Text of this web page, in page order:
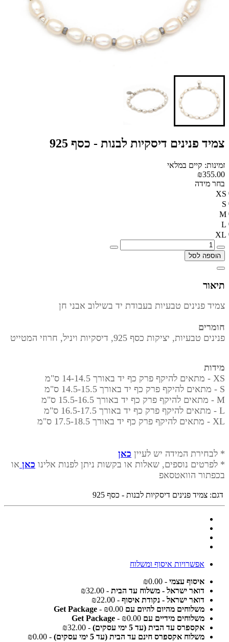
צמיד פנינים דיסקיות לבנות - כסף 925
זמינות: קיים במלאי
₪355.00
בחר מידה
XS
S
M
L
XL
הוספה לסל
תיאור
צמיד פנינים טבעיות בעבודת יד בשילוב אבני חן
חומרים
פנינים טבעיות, יציקות כסף 925, דיסקיות ויניל, חרוזי המטייט
מידות
XS - מתאים להיקף פרק כף יד באורך
14-14.5 ס"מ
S - מתאים להיקף פרק כף יד באורך
14.5-15.5 ס"מ
M - מתאים להיקף פרק כף יד באורך
15.5-16.5 ס"מ
L - מתאים להיקף פרק כף יד באורך
16.5-17.5 ס"מ
XL - מתאים להיקף פרק כף יד באורך
17.5-18.5 ס"מ
* לבחירת המידה יש לעיין כאן
* לפרטים נוספים, שאלות או בקשות ניתן לפנות אלינו כאן או
בכפתור הוואטסאפ
דגם: צמיד פנינים דיסקיות לבנות - כסף 925
אפשרויות איסוף ומשלוח
איסוף עצמי - ₪0.00
דואר ישראל - משלוח עד הבית - ₪32.00
דואר ישראל - נקודת איסוף - ₪22.00
משלוחים מהיום להיום עם Get Package - ₪0.00
משלוחים מידיים עם Get Package - ₪0.00
אקספרס עד הבית (עד 5 ימי עסקים)
- ₪32.00
משלוח אקספרס חינם עד הבית (עד 5 ימי עסקים)
- ₪0.00